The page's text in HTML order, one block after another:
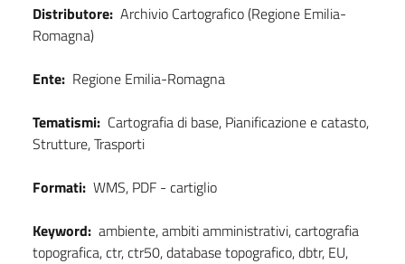
Distributore: Archivio Cartografico (Regione Emilia-
Romagna)
Ente: Regione Emilia-Romagna
Tematismi: Cartografia di base, Pianificazione e catasto,
Strutture, Trasporti
Formati: WMS, PDF - cartiglio
Keyword: ambiente, ambiti amministrativi, cartografia
topografica, ctr, ctr50, database topografico, dbtr, EU,